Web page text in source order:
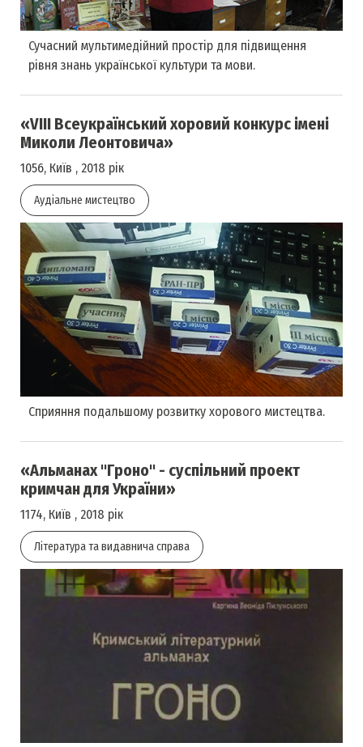
Сучасний мультимедійний простір для підвищення
рівня знань української культури та мови.
«VIII Всеукраїнський хоровий конкурс імені
Миколи Леонтовича»
1056, Київ , 2018 рік
Аудіальне мистецтво
Сприяння подальшому розвитку хорового мистецтва.
«Альманах "Гроно" - суспільний проект
кримчан для України»
1174, Київ , 2018 рік
Література та видавнича справа